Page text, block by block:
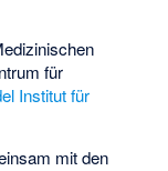
für
Institut für
mit den